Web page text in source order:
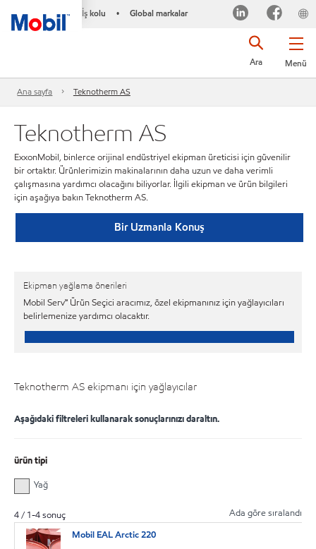
İş kolu • Global markalar
Menü
Ara
Ana sayfa Teknotherm AS
Teknotherm AS
ExxonMobil, binlerce orijinal endüstriyel ekipman üreticisi için güvenilir
bir ortaktır. Ürünlerimizin makinalarının daha uzun ve daha verimli
çalışmasına yardımcı olacağını biliyorlar. İlgili ekipman ve ürün bilgileri
için aşağıya bakın Teknotherm AS.
Bir Uzmanla Konuş
Ekipman yağlama önerileri
Mobil Serv℠ Ürün Seçici aracımız, özel ekipmanınız için yağlayıcıları
belirlemenize yardımcı olacaktır.
Teknotherm AS ekipmanı için yağlayıcılar
Aşağıdaki filtreleri kullanarak sonuçlarınızı daraltın.
ürün tipi
Yağ
4/ 1-4sonuç
Ada göre sıralandı
Mobil EAL Arctic 220